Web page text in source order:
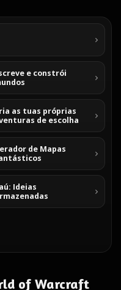
e constrói
as tuas próprias
de escolha
de Mapas
Ideias
of Warcraft